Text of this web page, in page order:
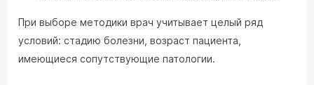
При выборе методики врач учитывает целый ряд
условий: стадию болезни, возраст пациента,
имеющиеся сопутствующие патологии.